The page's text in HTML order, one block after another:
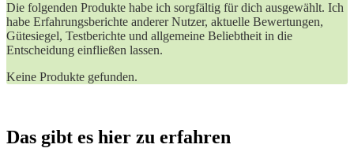
Die folgenden Produkte⁢ habe ⁤ich sorgfältig für dich‍ ausgewählt. Ich
habe Erfahrungsberichte anderer Nutzer, aktuelle Bewertungen,
Gütesiegel, Testberichte und allgemeine Beliebtheit in die
Entscheidung einfließen lassen.
Keine Produkte gefunden.
Das⁣ gibt ⁣es hier zu ‌erfahren